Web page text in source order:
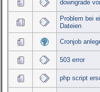
downgrade
Problem bei
Dateien
Cronjob
503 error
php script